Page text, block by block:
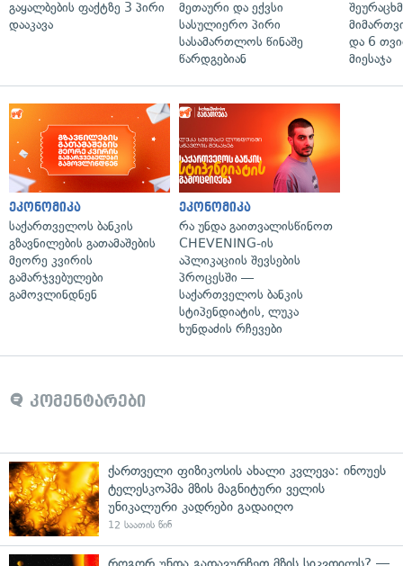
გაყალბების ფაქტზე 3 პირი
დააკავა
მეთაური და ექვსი
სასულიერო პირი
სასამართლოს წინაშე
წარდგებიან
და 6
მიესაჯა
ეკონომიკა
საქართველოს ბანკის
გზავნილების გათამაშების
მეორე კვირის
გამარჯვებულები
გამოვლინდნენ
ეკონომიკა
რა უნდა გაითვალისწინოთ
CHEVENING-ის
აპლიკაციის შევსების
პროცესში —
საქართველოს ბანკის
სტიპენდიატის, ლუკა
ხუნდაძის რჩევები
კომენტარები
ქართველი ფიზიკოსის ახალი კვლევა: ინოუეს
ტელესკოპმა მზის მაგნიტური ველის
უნიკალური კადრები გადაიღო
12 საათის წინ